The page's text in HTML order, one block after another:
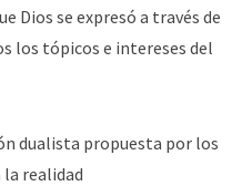
Dios se expresó a través de
los tópicos e intereses del
dualista propuesta por los
realidad